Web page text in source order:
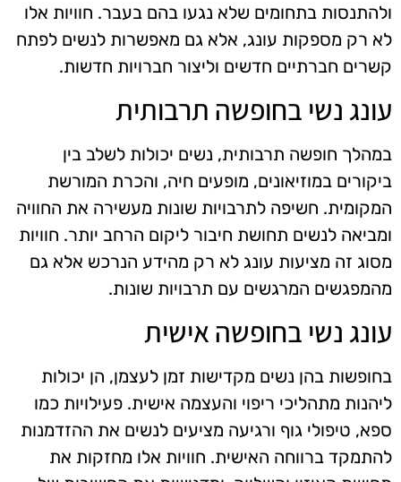
ולהתנסות בתחומים שלא נגעו בהם בעבר. חוויות אלו
לא רק מספקות עונג, אלא גם מאפשרות לנשים לפתח
קשרים חברתיים חדשים וליצור חברויות חדשות.
עונג נשי בחופשה תרבותית
במהלך חופשה תרבותית, נשים יכולות לשלב בין
ביקורים במוזיאונים, מופעים חיה, והכרת המורשת
המקומית. חשיפה לתרבויות שונות מעשירה את החוויה
ומביאה לנשים תחושת חיבור ליקום הרחב יותר. חוויות
מסוג זה מציעות עונג לא רק מהידע הנרכש אלא גם
מהמפגשים המרגשים עם תרבויות שונות.
עונג נשי בחופשה אישית
בחופשות בהן נשים מקדישות זמן לעצמן, הן יכולות
ליהנות מתהליכי ריפוי והעצמה אישית. פעילויות כמו
ספא, טיפולי גוף ורגיעה מציעים לנשים את ההזדמנות
להתמקד ברווחה האישית. חוויות אלו מחזקות את